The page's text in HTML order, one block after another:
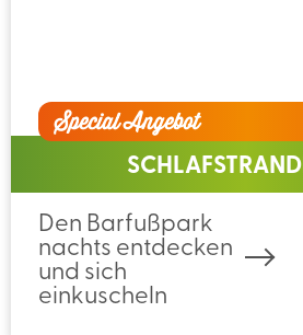
Special Angebot
Den Barfußpark
nachts entdecken
und sich
einkuscheln